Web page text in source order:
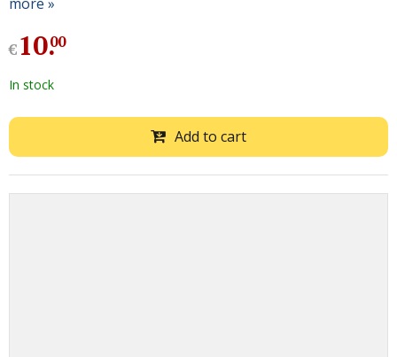
€10.
00
In stock
Add to cart